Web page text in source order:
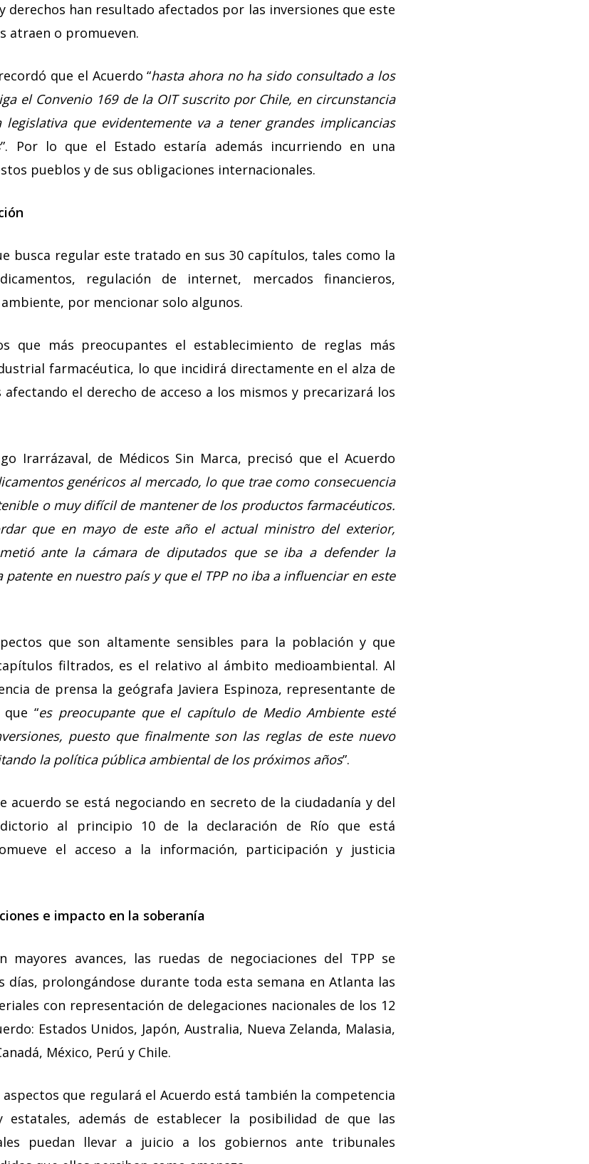
derechos han resultado afectados por las inversiones que este
atraen o promueven.
que el Acuerdo “hasta ahora no ha sido consultado a los
el Convenio 169 de la OIT suscrito por Chile, en circunstancia
que evidentemente va a tener grandes implicancias
”. Por lo que el Estado estaría además incurriendo en una
pueblos y de sus obligaciones internacionales.
busca regular este tratado en sus 30 capítulos, tales como la
regulación de internet, mercados financieros,
por mencionar solo algunos.
que más preocupantes el establecimiento de reglas más
farmacéutica, lo que incidirá directamente en el alza de
el derecho de acceso a los mismos y precarizará los
Irarrázaval, de Médicos Sin Marca, precisó que el Acuerdo
genéricos al mercado, lo que trae como consecuencia
o muy difícil de mantener de los productos farmacéuticos.
que en mayo de este año el actual ministro del exterior,
ante la cámara de diputados que se iba a defender la
en nuestro país y que el TPP no iba a influenciar en este
que son altamente sensibles para la población y que
filtrados, es el relativo al ámbito medioambiental. Al
de prensa la geógrafa Javiera Espinoza, representante de
“es preocupante que el capítulo de Medio Ambiente esté
puesto que finalmente son las reglas de este nuevo
la política pública ambiental de los próximos años”.
acuerdo se está negociando en secreto de la ciudadanía y del
al principio 10 de la declaración de Río que está
el acceso a la información, participación y justicia
e impacto en la soberanía
mayores avances, las ruedas de negociaciones del TPP se
días, prolongándose durante toda esta semana en Atlanta las
con representación de delegaciones nacionales de los 12
Estados Unidos, Japón, Australia, Nueva Zelanda, Malasia,
México, Perú y Chile.
que regulará el Acuerdo está también la competencia
estatales, además de establecer la posibilidad de que las
puedan llevar a juicio a los gobiernos ante tribunales